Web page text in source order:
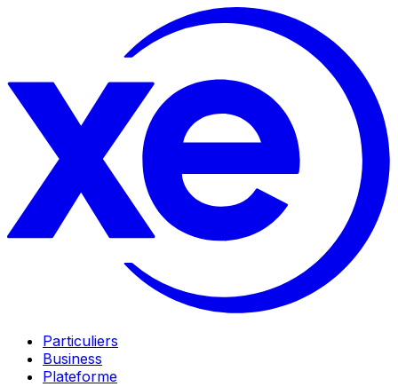
Particuliers
Business
Plateforme